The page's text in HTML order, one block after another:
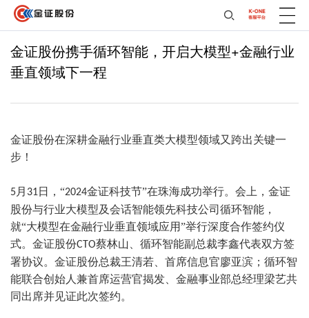
金证股份携手循环智能，开启大模型+金融行业
垂直领域下一程
金证股份在深耕金融行业垂直类大模型领域又跨出关键一
步！
5月 31日，“2024金证科技节”在珠海成功举行。会上，金证
股份与行业大模型及会话智能领先科技公司循环智能，
就“大模型在金融行业垂直领域应用”举行深度合作签约仪
式。金证股份CTO蔡林山、循环智能副总裁李鑫代表双方签
署协议。金证股份总裁王清若、首席信息官廖亚滨；循环智
能联合创始人兼首席运营官揭发、金融事业部总经理梁艺共
同出席并见证此次签约。